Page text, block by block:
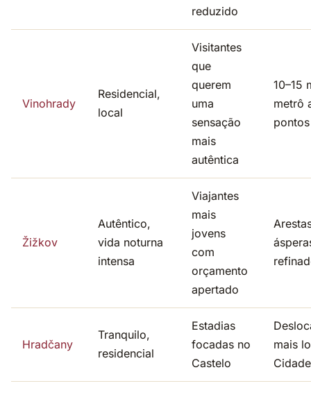
reduzido
Vinohrady
Residencial,
local
Visitantes
que
querem
uma
sensação
mais
autêntica
10–15
metrô
Žižkov
Autêntico,
vida noturna
intensa
Viajantes
mais
jovens
com
orçamento
apertado
Hradčany
Tranquilo,
residencial
Estadias
focadas no
Castelo
mais